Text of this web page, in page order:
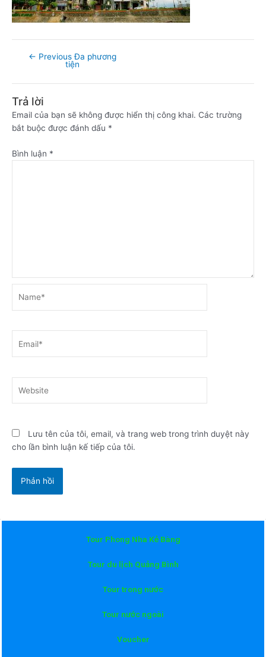
← Previous Đa phương
tiện
Trả lời
Email của bạn sẽ không được hiển thị công khai. Các trường
bắt buộc được đánh dấu *
Bình luận *
Lưu tên của tôi, email, và trang web trong trình duyệt này
cho lần bình luận kế tiếp của tôi.
Tour Phong Nha Kẻ Bàng
Tour du lịch Quảng Bình
Tour trong nước
Tour nước ngoài
Voucher